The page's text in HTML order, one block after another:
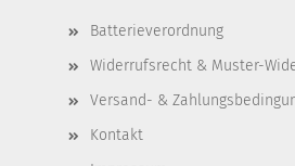
Batterieverordnung
Widerrufsrecht & Muster-
Versand- &
Kontakt